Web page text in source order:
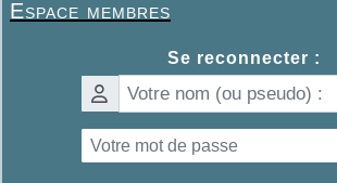
Espace membres
Se reconnecter :